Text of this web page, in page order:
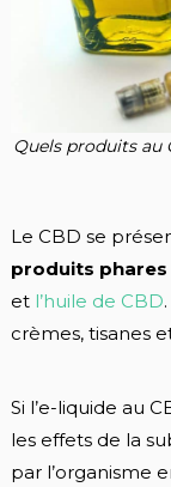
Quels produits au
Le CBD se
produits phares
et l’huile de CBD
crèmes, tisanes
Si l’e-liquide au
les effets de la
par l’organisme